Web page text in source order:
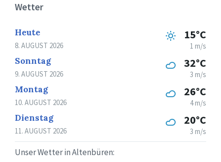
Wetter
Heute
8. AUGUST 2026
15°C
1 m/s
Sonntag
9. AUGUST 2026
32°C
3 m/s
Montag
10. AUGUST 2026
26°C
4 m/s
Dienstag
11. AUGUST 2026
20°C
3 m/s
Unser Wetter in Altenbüren: